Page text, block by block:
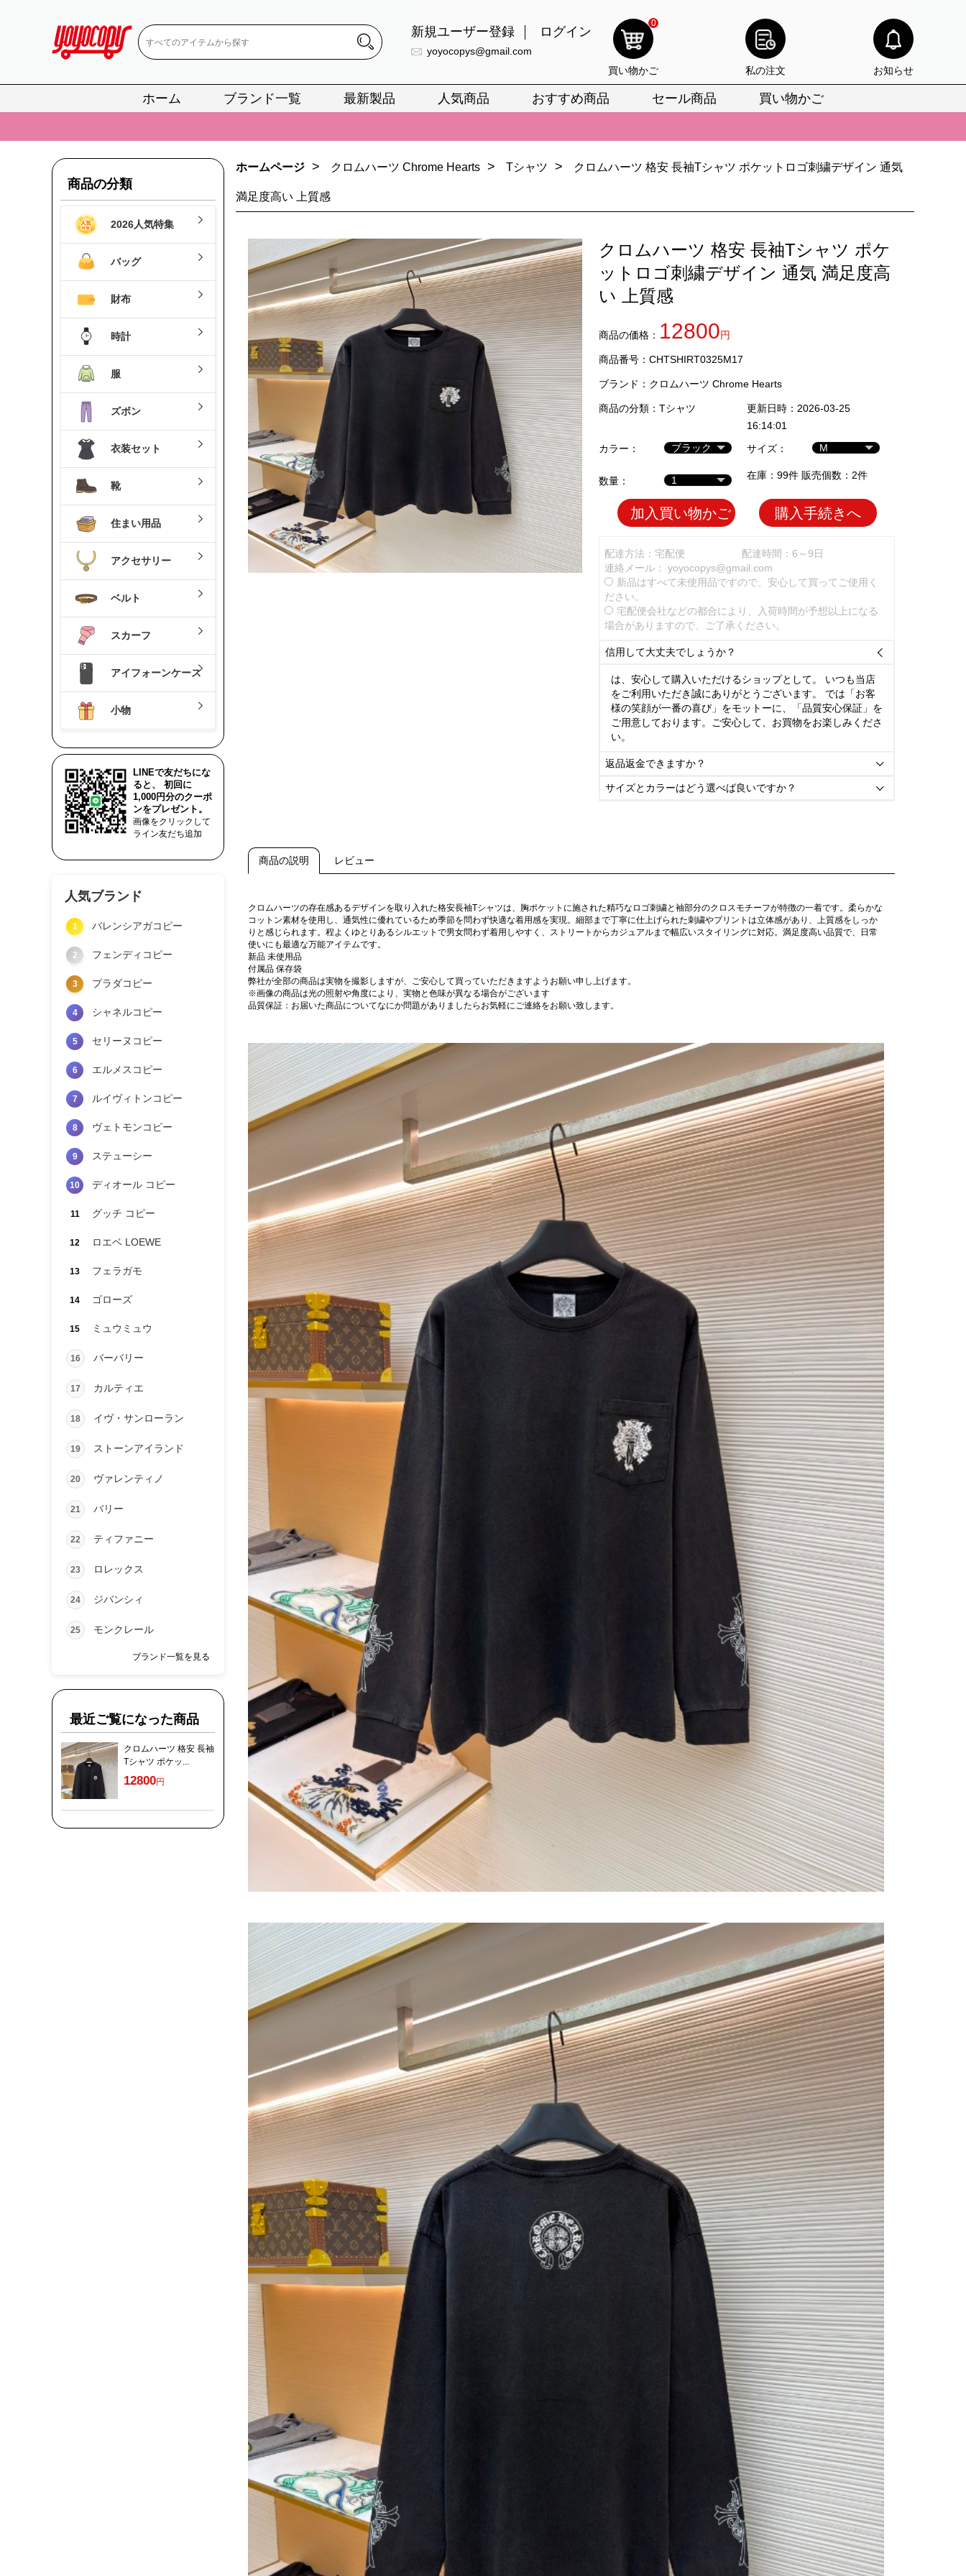
新規ユーザー登録 ログイン
yoyocopys@gmail.com
0
買い物かご 私の注文 お知らせ
ホーム ブランド一覧 最新製品 人気商品 おすすめ商品 セール商品 買い物かご
📢 当店は正真正銘のn級スーパーコピーのみ取扱い。最高品質の再現度を安心してお選びいただけます。
📢 新作入荷！ルイ・ヴィトンスーパーコピー バッグ最新モデルが登場。上質な仕上がりをお見逃しなく。
📢 当店は正真正銘のn級スーパーコピーのみ取扱い。最高品質の再現度を安心してお選びいただけます。
📢 新作入荷！ルイ・ヴィトンスーパーコピー バッグ最新モデルが登場。上質な仕上がりをお見逃しなく。
商品の分類
2026人気特集
バッグ
財布
時計
服
ズボン
衣装セット
靴
住まい用品
アクセサリー
ベルト
スカーフ
アイフォーンケース
小物
LINEで友だちにな
ると、 初回に
1,000円分のクーポ
ンをプレゼント。
画像をクリックして
ライン友だち追加
人気ブランド
1 バレンシアガコピー
2 フェンディコピー
3 プラダコピー
4 シャネルコピー
5 セリーヌコピー
6 エルメスコピー
7 ルイヴィトンコピー
8 ヴェトモンコピー
9 ステューシー
10 ディオール コピー
11 グッチ コピー
12 ロエベ LOEWE
13 フェラガモ
14 ゴローズ
15 ミュウミュウ
16 バーバリー
17 カルティエ
18 イヴ・サンローラン
19 ストーンアイランド
20 ヴァレンティノ
21 バリー
22 ティファニー
23 ロレックス
24 ジバンシィ
25 モンクレール
ブランド一覧を見る
最近ご覧になった商品
クロムハーツ 格安 長袖
Tシャツ ポケッ...
12800円
ホームページ > クロムハーツ Chrome Hearts > Tシャツ > クロムハーツ 格安 長袖Tシャツ ポケットロゴ刺繍デザイン 通気
満足度高い 上質感
クロムハーツ 格安 長袖Tシャツ ポケ
ットロゴ刺繍デザイン 通気 満足度高
い 上質感
商品の価格： 12800円
商品番号：CHTSHIRT0325M17
ブランド： クロムハーツ Chrome Hearts
商品の分類： Tシャツ
更新日時：2026-03-25
16:14:01
カラー：
サイズ：
数量： 在庫：99件 販売個数：2件
加入買い物かご 購入手続きへ
配達方法：宅配便
配達時間：6～9日
連絡メール： yoyocopys@gmail.com
新品はすべて未使用品ですので、安心して買ってご使用く
ださい。
宅配便会社などの都合により、入荷時間が予想以上になる
場合がありますので、ご了承ください。
信用して大丈夫でしょうか？ 
は、安心して購入いただけるショップとして。 いつも当店
をご利用いただき誠にありがとうございます。 では「お客
様の笑顔が一番の喜び」をモットーに、「品質安心保証」を
ご用意しております。ご安心して、お買物をお楽しみくださ
い。
返品返金できますか？ 
サイズとカラーはどう選べば良いですか？ 
商品の説明 レビュー
クロムハーツの存在感あるデザインを取り入れた格安長袖Tシャツは、胸ポケットに施された精巧なロゴ刺繍と袖部分のクロスモチーフが特徴の一着です。柔らかな
コットン素材を使用し、通気性に優れているため季節を問わず快適な着用感を実現。細部まで丁寧に仕上げられた刺繍やプリントは立体感があり、上質感をしっか
りと感じられます。程よくゆとりあるシルエットで男女問わず着用しやすく、ストリートからカジュアルまで幅広いスタイリングに対応。満足度高い品質で、日常
使いにも最適な万能アイテムです。
新品 未使用品
付属品 保存袋
弊社が全部の商品は実物を撮影しますが、ご安心して買っていただきますようお願い申し上げます。
※画像の商品は光の照射や角度により、実物と色味が異なる場合がございます
品質保証：お届いた商品についてなにか問題がありましたらお気軽にご連絡をお願い致します。